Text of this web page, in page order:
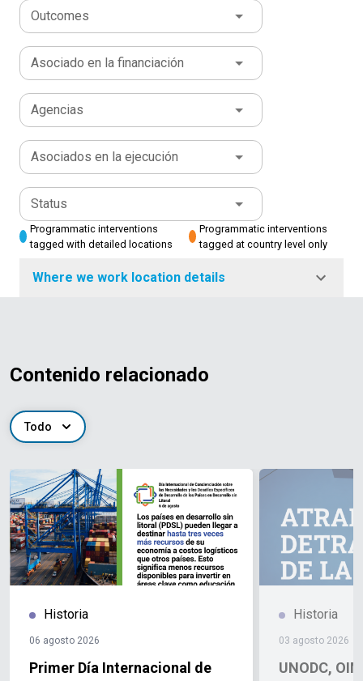
Outcomes
Asociado en la financiación
Agencias
Asociados en la ejecución
Status
Programmatic interventions
tagged with detailed locations
Programmatic interventions
tagged at country level only
Where we work location details
Contenido relacionado
Todo
Historia
06 agosto 2026
Primer Día Internacional de
Historia
03 agosto 2026
UNODC,